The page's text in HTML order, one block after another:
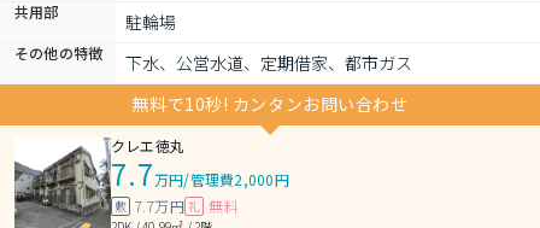
共用部 駐輪場
その他の特徴
下水、公営水道、定期借家、都市ガス
無料で10秒! カンタンお問い合わせ
クレエ徳丸
7.7万円/管理費2,000円
敷 7.7万円 礼 無料